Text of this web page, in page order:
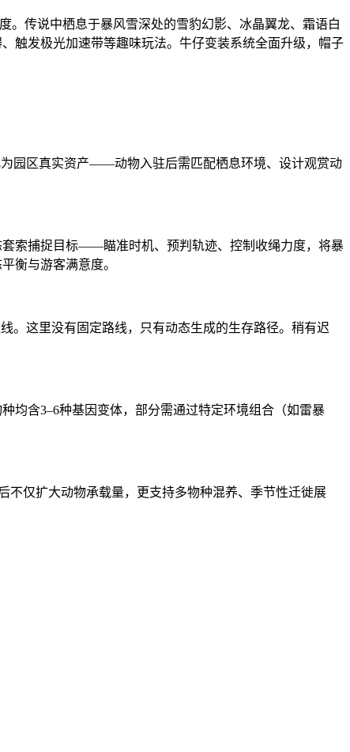
传说中栖息于暴风雪深处的雪豹幻影、冰晶翼龙、霜语白
触发极光加速带等趣味玩法。牛仔变装系统全面升级，帽子
园区真实资产——动物入驻后需匹配栖息环境、设计观赏动
索捕捉目标——瞄准时机、预判轨迹、控制收绳力度，将暴
衡与游客满意度。
。这里没有固定路线，只有动态生成的生存路径。稍有迟
均含3–6种基因变体，部分需通过特定环境组合（如雷暴
不仅扩大动物承载量，更支持多物种混养、季节性迁徙展